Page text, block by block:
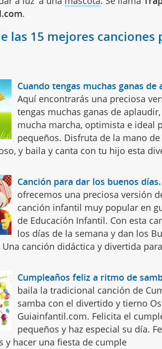
.
las 15 mejores canciones
Cuando tengas muchas ganas
Aquí encontrarás una preciosa
tengas muchas ganas de
mucha marcha, optimista e ideal
pequeños. Disfruta de la mano
y baila y canta con tu hijo esta
Canción para dar los buenos
ofrecemos una preciosa versión
canción infantil muy popular en
de Educación Infantil. Con esta
los días de la semana y dan los
Una canción didáctica y divertida
Cumpleaños feliz a ritmo de
baila la tradicional canción de
samba con el divertido y tierno
Guiainfantil.com. Felicita el
pequeños y haz especial su día.
y hacer una fiesta de cumple